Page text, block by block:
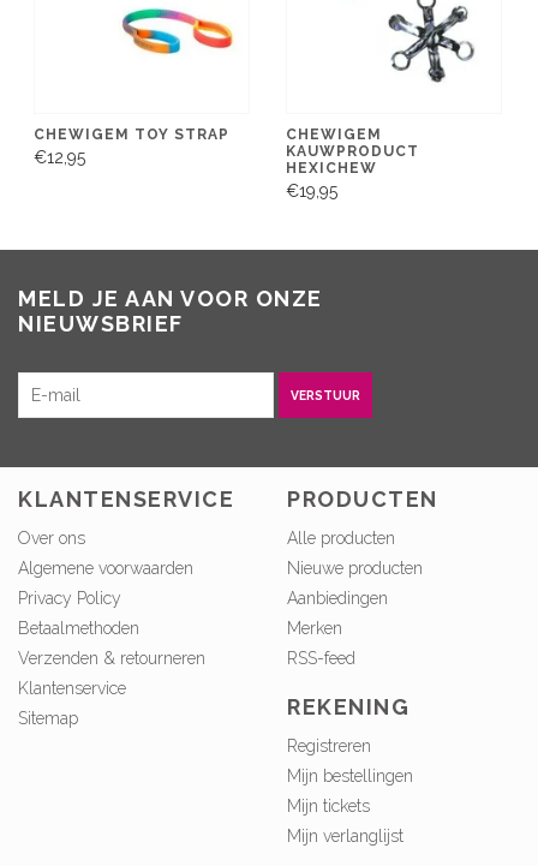
CHEWIGEM TOY STRAP
€12,95
CHEWIGEM
KAUWPRODUCT
HEXICHEW
€19,95
MELD JE AAN VOOR ONZE
NIEUWSBRIEF
VERSTUUR
KLANTENSERVICE
Over ons
Algemene voorwaarden
Privacy Policy
Betaalmethoden
Verzenden & retourneren
Klantenservice
Sitemap
PRODUCTEN
Alle producten
Nieuwe producten
Aanbiedingen
Merken
RSS-feed
REKENING
Registreren
Mijn bestellingen
Mijn tickets
Mijn verlanglijst